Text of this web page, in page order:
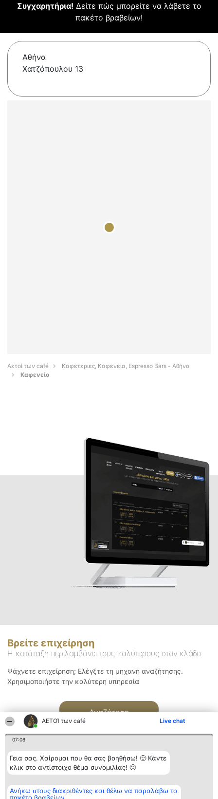
ΑΕΤΟΊ των café Live chat
07:08
Γεια σας. Χαίρομαι που θα σας βοηθήσω! 🙂 Κάντε
κλικ στο αντίστοιχο θέμα συνομιλίας! 🙂
Ανήκω στους διακριθέντες και θέλω να παραλάβω το
Συγχαρητήρια! Δείτε πώς μπορείτε να λάβετε το
πακέτο βραβείων!
Αθήνα
Χατζόπουλου 13
Αετοί των café
Καφετέριες, Καφενεία, Espresso Bars - Αθήνα
Καφενείο
Βρείτε επιχείρηση
Η κατάταξη περιλαμβάνει τους καλύτερους στον κλάδο
Ψάχνετε επιχείρηση; Ελέγξτε τη μηχανή αναζήτησης.
Χρησιμοποιήστε την καλύτερη υπηρεσία
Αναζήτηση
Διοργανωτής της
κατάταξης
BEAUTIFUL COMPANY
Κατάταξη
Διακριθέντες
Επικοινωνία
Επικοινωνία